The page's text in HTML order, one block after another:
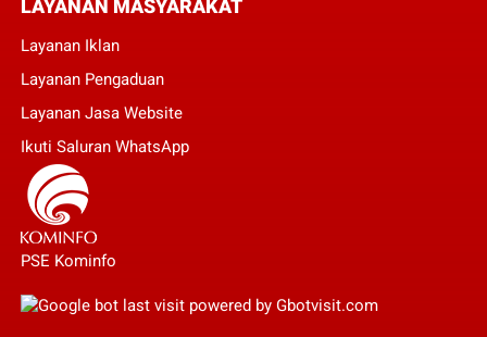
LAYANAN MASYARAKAT
Layanan Iklan
Layanan Pengaduan
Layanan Jasa Website
Ikuti Saluran WhatsApp
PSE Kominfo